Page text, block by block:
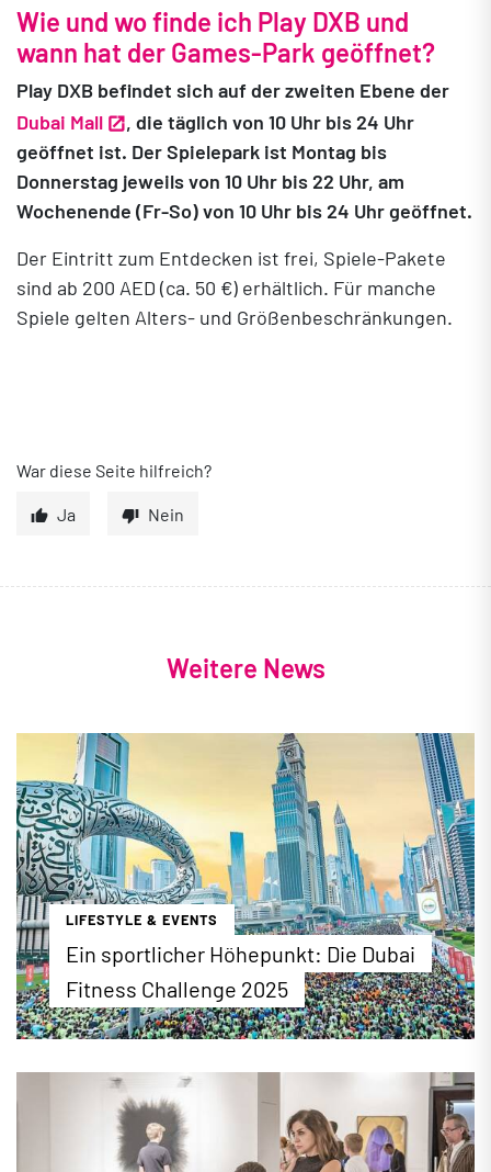
Wie und wo finde ich Play DXB und
wann hat der Games-Park geöffnet?
Play DXB befindet sich auf der zweiten Ebene der
Dubai Mall
, die täglich von 10 Uhr bis 24 Uhr
geöffnet ist. Der Spielepark ist Montag bis
Donnerstag jeweils von 10 Uhr bis 22 Uhr, am
Wochenende (Fr-So) von 10 Uhr bis 24 Uhr geöffnet.
Der Eintritt zum Entdecken ist frei, Spiele-Pakete
sind ab 200 AED (ca. 50 €) erhältlich. Für manche
Spiele gelten Alters- und Größenbeschränkungen.
War diese Seite hilfreich?
Ja Nein
Weitere News
LIFESTYLE & EVENTS
Ein sportlicher Höhepunkt: Die Dubai
Fitness Challenge 2025
30 Tage lang steht Dubai während der Fitness
30. November 2025 haben die Bewohner und
Besucher der Stadt die Möglichkeit, an vielen
öffentlichen Sportveranstaltungen aktiv
teilzunehmen.